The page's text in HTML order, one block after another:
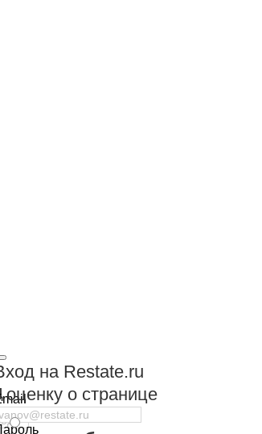
на Restate.ru
оценку о странице